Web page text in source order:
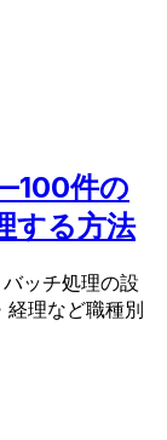
件の
する方法
ッチ処理の設
経理など職種別